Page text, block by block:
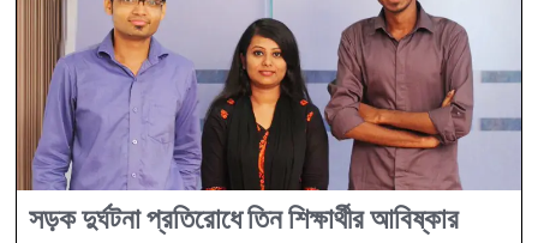
সড়ক দুর্ঘটনা প্রতিরোধে তিন শিক্ষার্থীর আবিষ্কার